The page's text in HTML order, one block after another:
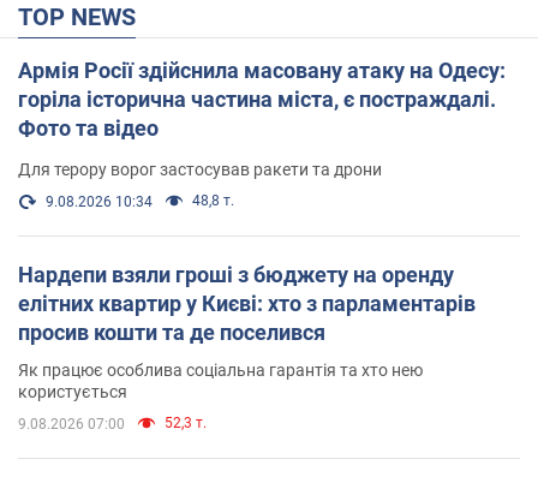
TOP NEWS
Армія Росії здійснила масовану атаку на Одесу:
горіла історична частина міста, є постраждалі.
Фото та відео
Для терору ворог застосував ракети та дрони
9.08.2026 10:34 48,8 т.
Нардепи взяли гроші з бюджету на оренду
елітних квартир у Києві: хто з парламентарів
просив кошти та де поселився
Як працює особлива соціальна гарантія та хто нею
користується
9.08.2026 07:00 52,3 т.